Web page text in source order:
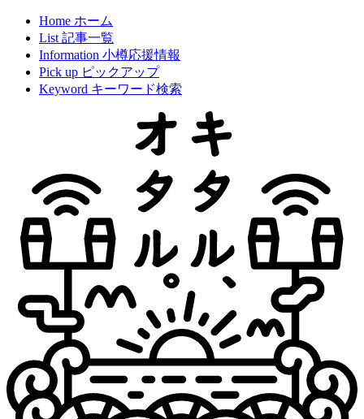
Home ホーム
List 記事一覧
Information 小樽応援情報
Pick up ピックアップ
Keyword キーワード検索